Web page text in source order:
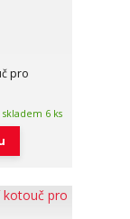
pro
skladem 6 ks